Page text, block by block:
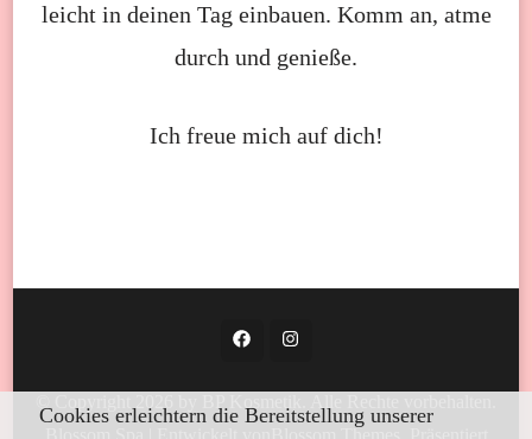
leicht in deinen Tag einbauen. Komm an, atme
durch und genieße.
Ich freue mich auf dich!
Cookies erleichtern die Bereitstellung unserer